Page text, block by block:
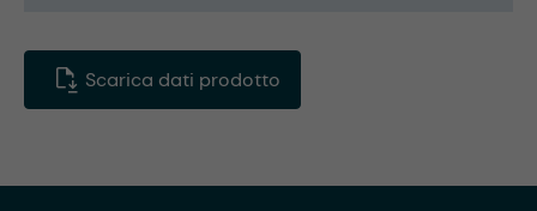
Scarica dati prodotto